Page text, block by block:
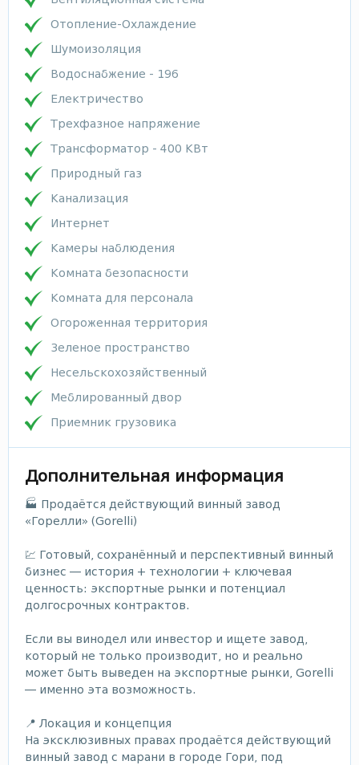
Отопление-Охлаждение
Шумоизоляция
Водоснабжение - 196
Електричество
Трехфазное напряжение
Трансформатор - 400 КВт
Природный газ
Канализация
Интернет
Камеры наблюдения
Комната безопасности
Комната для персонала
Огороженная территория
Зеленое пространство
Несельскохозяйственный
Меблированный двор
Приемник грузовика
Дополнительная информация
🏭 Продаётся действующий винный завод
«Горелли» (Gorelli)
💹 Готовый, сохранённый и перспективный винный
бизнес — история + технологии + ключевая
ценность: экспортные рынки и потенциал
долгосрочных контрактов.
Если вы винодел или инвестор и ищете завод,
который не только производит, но и реально
может быть выведен на экспортные рынки, Gorelli
— именно эта возможность.
📍 Локация и концепция
На эксклюзивных правах продаётся действующий
винный завод с марани в городе Гори, под